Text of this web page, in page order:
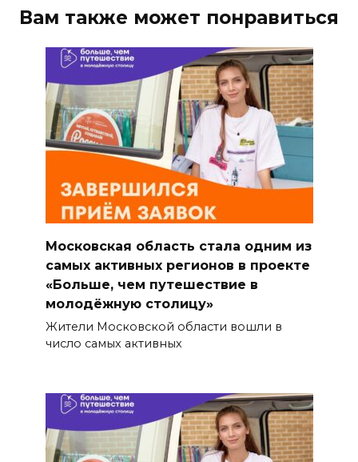
Вам также может понравиться
Московская область стала одним из
самых активных регионов в проекте
«Больше, чем путешествие в
молодёжную столицу»
Жители Московской области вошли в
число самых активных